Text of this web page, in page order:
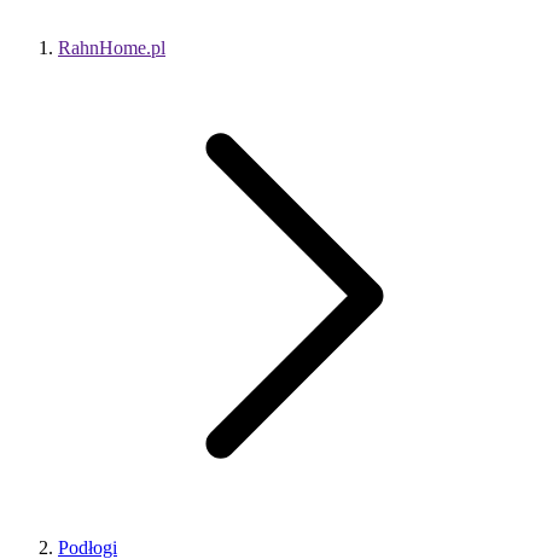
RahnHome.pl
Podłogi